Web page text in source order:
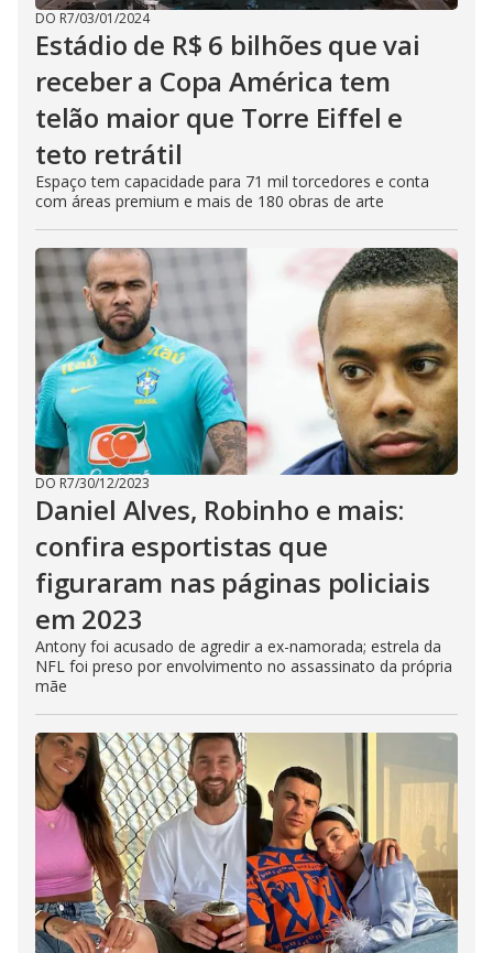
DO R7/03/01/2024
Estádio de R$ 6 bilhões que vai
receber a Copa América tem
telão maior que Torre Eiffel e
teto retrátil
Espaço tem capacidade para 71 mil torcedores e conta
com áreas premium e mais de 180 obras de arte
DO R7/30/12/2023
Daniel Alves, Robinho e mais:
confira esportistas que
figuraram nas páginas policiais
em 2023
Antony foi acusado de agredir a ex-namorada; estrela da
NFL foi preso por envolvimento no assassinato da própria
mãe